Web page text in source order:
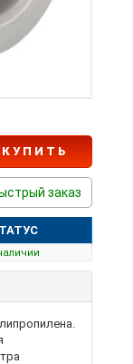
заказ
КУПИТЬ